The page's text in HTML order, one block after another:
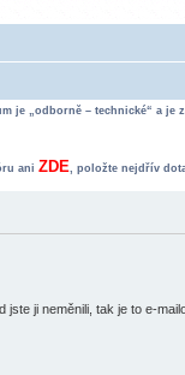
je „odborně – technické“ a je
ani ZDE, položte nejdřív
ji neměnili, tak je to e-